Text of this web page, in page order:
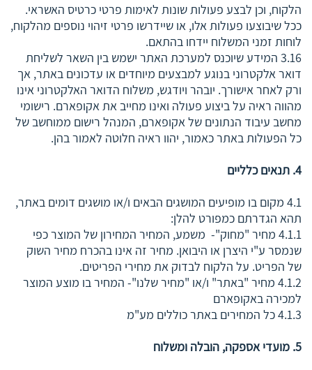
הלקוח, וכן לבצע פעולות שונות לאימות פרטי כרטיס האשראי.
ככל שיבוצעו פעולות אלו, או שיידרשו פרטי זיהוי נוספים מהלקוח,
לוחות זמני המשלוח יידחו בהתאם.
3.16 המידע שיוכנס למערכת האתר ישמש בין השאר לשליחת
דואר אלקטרוני בנוגע למבצעים מיוחדים או עדכונים באתר, אך
ורק לאחר אישורך. יובהר ויודגש, משלוח הדואר האלקטרוני אינו
מהווה ראיה על ביצוע פעולה ואינו מחייב את אקופארם. רישומי
מחשב עיבוד הנתונים של אקופארם, המנהל רישום ממוחשב של
כל הפעולות באתר כאמור, יהוו ראיה חלוטה לאמור בהן.
4. תנאים כלליים
4.1 מקום בו מופיעים המושגים הבאים ו/או מושגים דומים באתר,
תהא הגדרתם כמפורט להלן:
4.1.1 מחיר "מחוק"- משמע, המחיר המחירון של המוצר כפי
שנמסר ע"י היצרן או היבואן. מחיר זה אינו בהכרח מחיר השוק
של הפריט. על הלקוח לבדוק את מחירי הפריטים.
4.1.2 מחיר "באתר" ו/או "מחיר שלנו"- המחיר בו מוצע המוצר
למכירה באקופארם
4.1.3 כל המחירים באתר כוללים מע"מ
5. מועדי אספקה, הובלה ומשלוח